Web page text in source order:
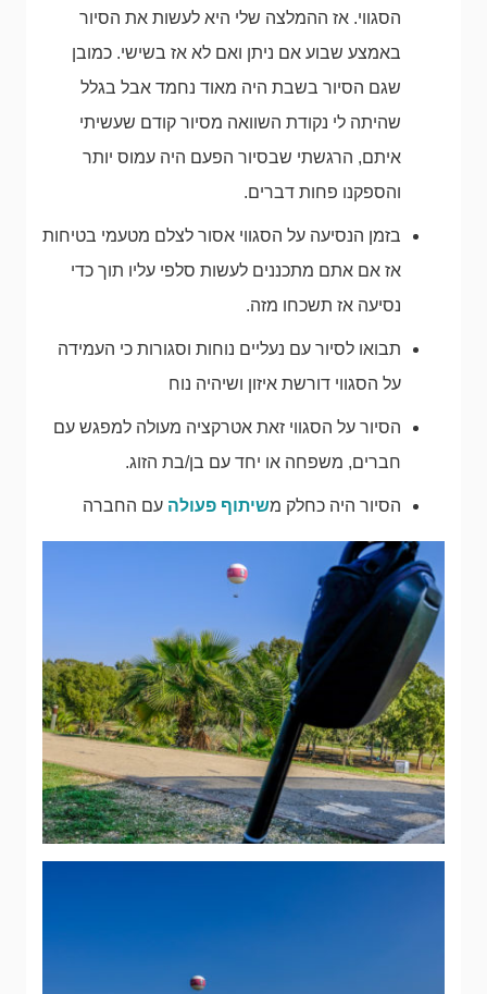
הסגווי. אז ההמלצה שלי היא לעשות את הסיור
באמצע שבוע אם ניתן ואם לא אז בשישי. כמובן
שגם הסיור בשבת היה מאוד נחמד אבל בגלל
שהיתה לי נקודת השוואה מסיור קודם שעשיתי
איתם, הרגשתי שבסיור הפעם היה עמוס יותר
והספקנו פחות דברים.
בזמן הנסיעה על הסגווי אסור לצלם מטעמי בטיחות
אז אם אתם מתכננים לעשות סלפי עליו תוך כדי
נסיעה אז תשכחו מזה.
תבואו לסיור עם נעליים נוחות וסגורות כי העמידה
על הסגווי דורשת איזון ושיהיה נוח
הסיור על הסגווי זאת אטרקציה מעולה למפגש עם
חברים, משפחה או יחד עם בן/בת הזוג.
הסיור היה כחלק משיתוף פעולה עם החברה